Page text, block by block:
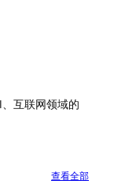
互联网领域的
查看全部